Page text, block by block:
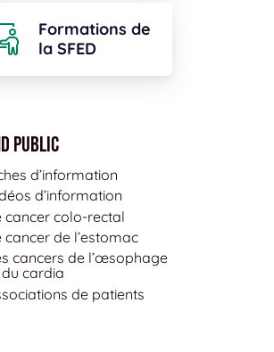
Formations de
la SFED
public
d’information
d’information
cancer colo-rectal
cancer de l’estomac
cancers de l’œsophage
cardia
de patients